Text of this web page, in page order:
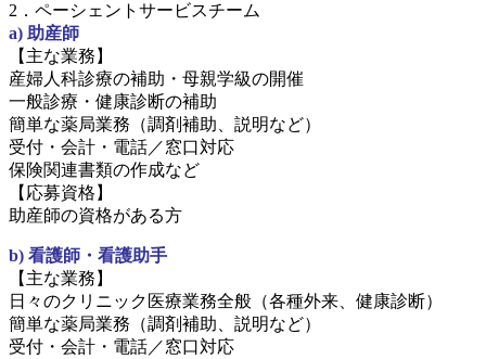
2．ペーシェントサービスチーム
a) 助産師
【主な業務】
産婦人科診療の補助・母親学級の開催
一般診療・健康診断の補助
簡単な薬局業務（調剤補助、説明など）
受付・会計・電話／窓口対応
保険関連書類の作成など
【応募資格】
助産師の資格がある方
b) 看護師・看護助手
【主な業務】
日々のクリニック医療業務全般（各種外来、健康診断）
簡単な薬局業務（調剤補助、説明など）
受付・会計・電話／窓口対応